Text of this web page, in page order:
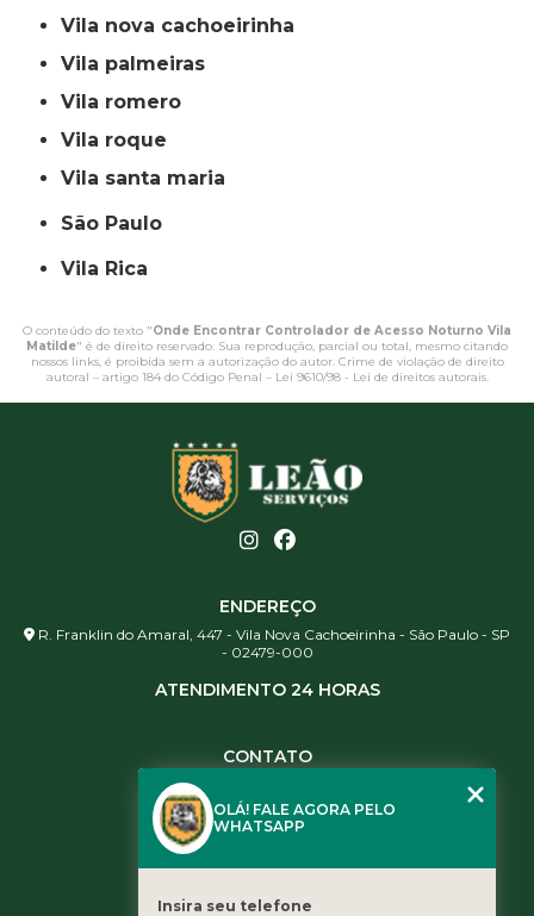
vila nova cachoeirinha
vila palmeiras
vila romero
vila roque
vila santa maria
São Paulo
Vila Rica
O conteúdo do texto "Onde Encontrar Controlador de Acesso Noturno Vila
Matilde" é de direito reservado. Sua reprodução, parcial ou total, mesmo citando
nossos links, é proibida sem a autorização do autor. Crime de violação de direito
autoral – artigo 184 do Código Penal – Lei 9610/98 - Lei de direitos autorais.
ENDEREÇO
R. Franklin do Amaral, 447 - Vila Nova Cachoeirinha - São Paulo - SP
- 02479-000
ATENDIMENTO 24 HORAS
CONTATO
(11) 3461-5871
contato@leaoservicos.com.br
OLÁ! FALE AGORA PELO
WHATSAPP
Insira seu telefone